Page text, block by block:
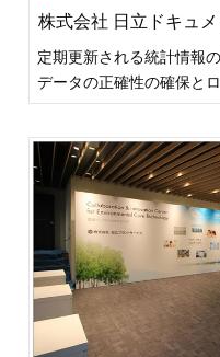
株式会社 日立ドキュ
定期更新される統計情報
データの正確性の確保と